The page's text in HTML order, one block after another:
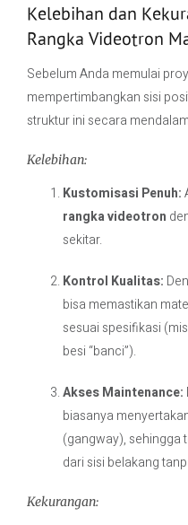
Kelebihan dan
Rangka Videotron
Sebelum Anda memulai
mempertimbangkan sisi
struktur ini secara
Kelebihan:
Kustomisasi Penuh:
rangka videotron
sekitar.
Kontrol Kualitas:
bisa memastikan
sesuai spesifikasi
besi “banci”).
Akses Maintenance:
biasanya
(gangway), sehingga
dari sisi belakang
Kekurangan: